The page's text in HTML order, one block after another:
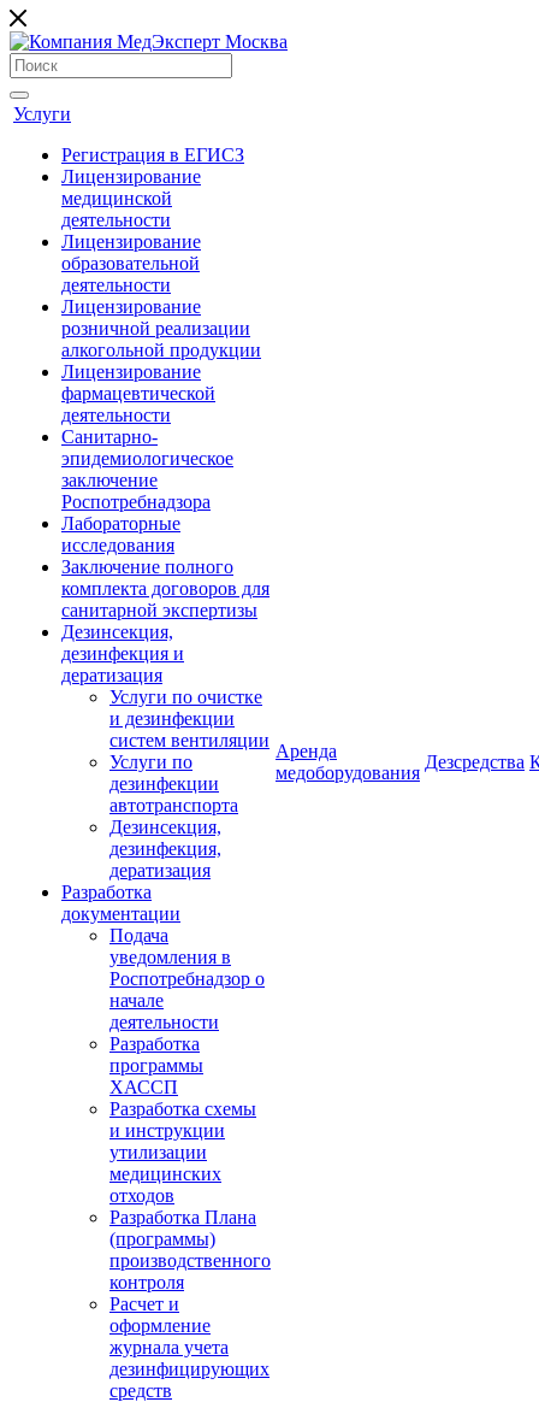
Услуги
Регистрация в ЕГИСЗ
Лицензирование
медицинской
деятельности
Лицензирование
образовательной
деятельности
Лицензирование
розничной реализации
алкогольной продукции
Лицензирование
фармацевтической
деятельности
Санитарно-
эпидемиологическое
заключение
Роспотребнадзора
Лабораторные
исследования
Заключение полного
комплекта договоров для
санитарной экспертизы
Дезинсекция,
дезинфекция и
дератизация
Услуги по очистке
и дезинфекции
систем вентиляции
Услуги по
дезинфекции
автотранспорта
Дезинсекция,
дезинфекция,
дератизация
Разработка
документации
Подача
уведомления в
Роспотребнадзор о
начале
деятельности
Разработка
программы
ХАССП
Разработка схемы
и инструкции
утилизации
медицинских
отходов
Разработка Плана
(программы)
производственного
контроля
Расчет и
оформление
журнала учета
дезинфицирующих
средств
Аренда
медоборудования
Дезсредства